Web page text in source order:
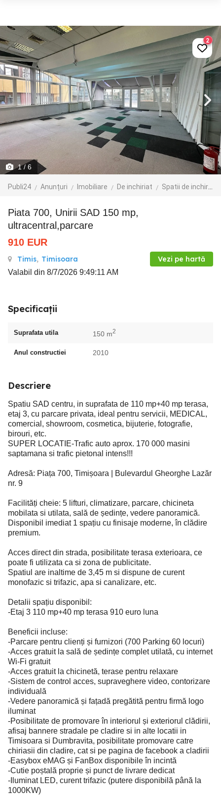
1/ 6
Publi24 Anunțuri Imobiliare De inchiriat Spatii de inchiriat
2
Piata 700, Unirii SAD 150 mp,
ultracentral,parcare
910 EUR
Timis, Timisoara Vezi pe hartă
Valabil din 8/7/2026 9:49:11 AM
Specificații
Suprafata utila 150 m2
Anul constructiei 2010
Descriere
Spatiu SAD centru, in suprafata de 110 mp+40 mp terasa,
etaj 3, cu parcare privata, ideal pentru servicii, MEDICAL,
comercial, showroom, cosmetica, bijuterie, fotografie,
birouri, etc.
SUPER LOCATIE-Trafic auto aprox. 170 000 masini
saptamana si trafic pietonal intens!!!
Adresă: Piața 700, Timișoara | Bulevardul Gheorghe Lazăr
nr. 9
Facilități cheie: 5 lifturi, climatizare, parcare, chicineta
mobilata si utilata, sală de ședințe, vedere panoramică.
Disponibil imediat 1 spațiu cu finisaje moderne, în clădire
premium.
Acces direct din strada, posibilitate terasa exterioara, ce
poate fi utilizata ca si zona de publicitate.
Spatiul are inaltime de 3,45 m si dispune de curent
monofazic si trifazic, apa si canalizare, etc.
Detalii spațiu disponibil:
-Etaj 3 110 mp+40 mp terasa 910 euro luna
Beneficii incluse:
-Parcare pentru clienți și furnizori (700 Parking 60 locuri)
-Acces gratuit la sală de ședințe complet utilată, cu internet
Wi-Fi gratuit
-Acces gratuit la chicinetă, terase pentru relaxare
-Sistem de control acces, supraveghere video, contorizare
individuală
-Vedere panoramică și fațadă pregătită pentru firmă logo
iluminat
-Posibilitate de promovare în interiorul și exteriorul clădirii,
afisaj bannere stradale pe cladire si in alte locatii in
Timisoara si Dumbravita, posibilitate promovare catre
chiriasii din cladire, cat si pe pagina de facebook a cladirii
-Easybox eMAG și FanBox disponibile în incintă
-Cutie poștală proprie și punct de livrare dedicat
-Iluminat LED, curent trifazic (putere disponibilă până la
1000KW)